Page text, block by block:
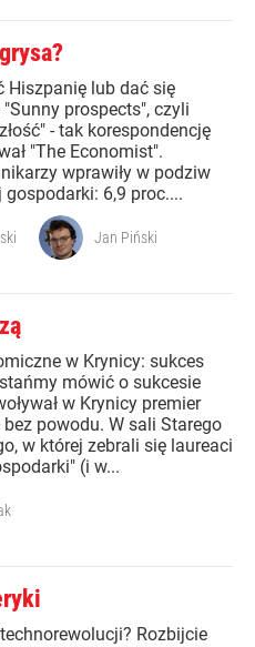
Hiszpanię lub dać się
prospects", czyli
- tak korespondencję
"The Economist".
wprawiły w podziw
6,9 proc....
Jan Piński
w Krynicy: sukces
mówić o sukcesie
w Krynicy premier
bez powodu. W sali Starego
w której zebrali się laureaci
(i w...
Rozbijcie